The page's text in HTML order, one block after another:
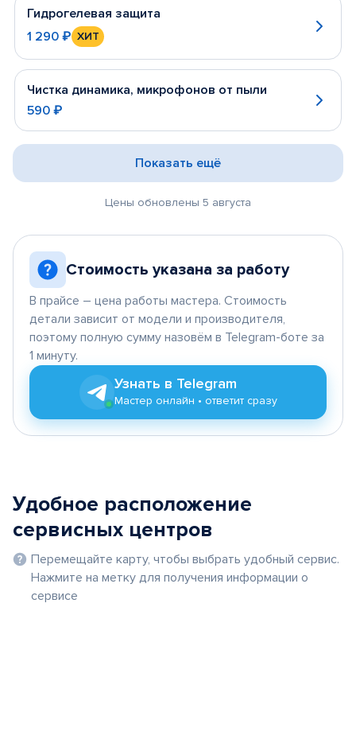
Гидрогелевая защита
1 290 ₽ ХИТ
Чистка динамика, микрофонов от пыли
590 ₽
Цены обновлены 5 августа
Показать ещё
Стоимость указана за работу
В прайсе – цена работы мастера. Стоимость
детали зависит от модели и производителя,
поэтому полную сумму назовём в Telegram-боте за
1 минуту.
Узнать в Telegram
Мастер онлайн • ответит сразу
Удобное расположение
сервисных центров
Перемещайте карту, чтобы выбрать удобный сервис.
Нажмите на метку для получения информации о
сервисе